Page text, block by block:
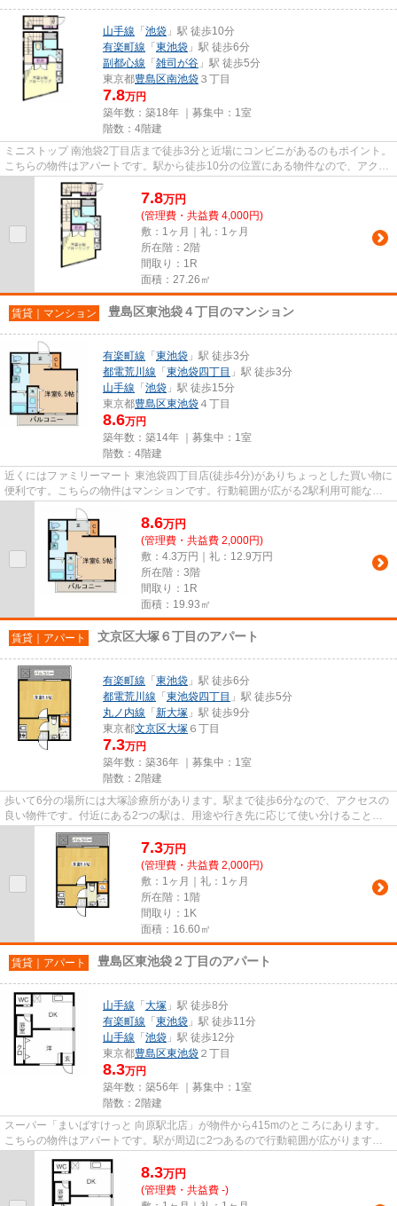
山手線 「 池袋 」駅 徒歩10分
有楽町線 「 東池袋 」駅 徒歩6分
副都心線 「 雑司が谷 」駅 徒歩5分
東京都豊島区南池袋 ３丁目
7.8万円
築年数：築18年 ｜募集中： 1室
階数：4階建
ミニストップ 南池袋2丁目店まで徒歩3分と近場にコンビニがあるのもポイント。
こちらの物件はアパートです。駅から徒歩10分の位置にある物件なので、アクセ
スも良好です。行動範囲が広...
7.8万円
(管理費・共益費 4,000円)
敷：1ヶ月｜礼：1ヶ月
所在階：2階
間取り：1R
面積：27.26㎡
賃貸｜マンション 豊島区東池袋４丁目のマンション
有楽町線 「 東池袋 」駅 徒歩3分
都電荒川線 「 東池袋四丁目 」駅 徒歩3分
山手線 「 池袋 」駅 徒歩15分
東京都豊島区東池袋 ４丁目
8.6万円
築年数：築14年 ｜募集中： 1室
階数：4階建
近くにはファミリーマート 東池袋四丁目店(徒歩4分)がありちょっとした買い物に
便利です。こちらの物件はマンションです。行動範囲が広がる2駅利用可能な物
件です。徒歩3分で駅にアク...
8.6万円
(管理費・共益費 2,000円)
敷：4.3万円｜礼：12.9万円
所在階：3階
間取り：1R
面積：19.93㎡
賃貸｜アパート 文京区大塚６丁目のアパート
有楽町線 「 東池袋 」駅 徒歩6分
都電荒川線 「 東池袋四丁目 」駅 徒歩5分
丸ノ内線 「 新大塚 」駅 徒歩9分
東京都文京区大塚 ６丁目
7.3万円
築年数：築36年 ｜募集中： 1室
階数：2階建
歩いて6分の場所には大塚診療所があります。駅まで徒歩6分なので、アクセスの
良い物件です。付近にある2つの駅は、用途や行き先に応じて使い分けることが
できます。こちらの物件はアパ...
7.3万円
(管理費・共益費 2,000円)
敷：1ヶ月｜礼：1ヶ月
所在階：1階
間取り：1K
面積：16.60㎡
賃貸｜アパート 豊島区東池袋２丁目のアパート
山手線 「 大塚 」駅 徒歩8分
有楽町線 「 東池袋 」駅 徒歩11分
山手線 「 池袋 」駅 徒歩12分
東京都豊島区東池袋 ２丁目
8.3万円
築年数：築56年 ｜募集中： 1室
階数：2階建
スーパー「まいばすけっと 向原駅北店」が物件から415mのところにあります。
こちらの物件はアパートです。駅が周辺に2つあるので行動範囲が広がります。
8.3万円
(管理費・共益費 -)